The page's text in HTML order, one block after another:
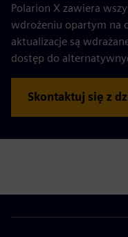
Polarion X zawiera
wdrożeniu opartym na
aktualizacje są
dostęp do
Skontaktuj się z